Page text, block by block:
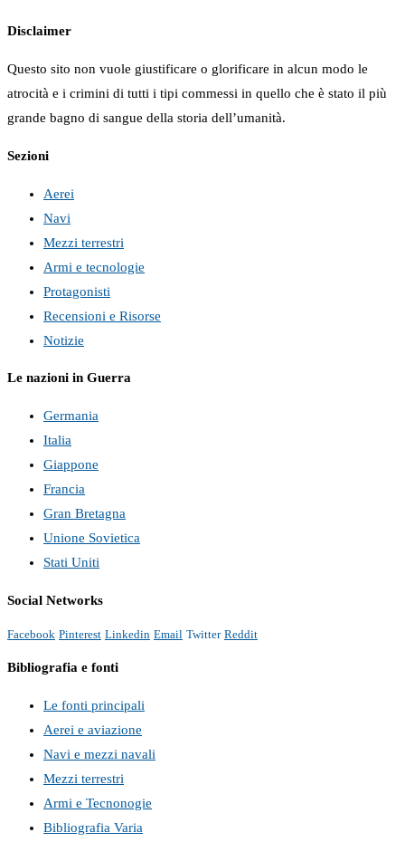
Disclaimer
Questo sito non vuole giustificare o glorificare in alcun modo le
atrocità e i crimini di tutti i tipi commessi in quello che è stato il più
grande bagno di sangue della storia dell’umanità.
Sezioni
Aerei
Navi
Mezzi terrestri
Armi e tecnologie
Protagonisti
Recensioni e Risorse
Notizie
Le nazioni in Guerra
Germania
Italia
Giappone
Francia
Gran Bretagna
Unione Sovietica
Stati Uniti
Social Networks
Facebook Pinterest Linkedin Email Twitter Reddit
Bibliografia e fonti
Le fonti principali
Aerei e aviazione
Navi e mezzi navali
Mezzi terrestri
Armi e Tecnonogie
Bibliografia Varia